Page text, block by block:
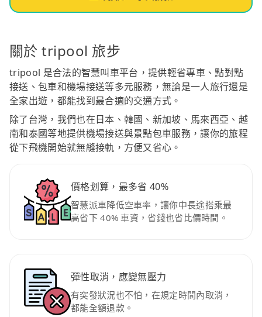
關於 tripool 旅步
tripool 是合法的智慧叫車平台，提供輕省專車、點對點
接送、包車和機場接送等多元服務，無論是一人旅行還是
全家出遊，都能找到最合適的交通方式。
除了台灣，我們也在日本、韓國、新加坡、馬來西亞、越
南和泰國等地提供機場接送與景點包車服務，讓你的旅程
從下飛機開始就無縫接軌，方便又省心。
價格划算，最多省 40%
智慧派車降低空車率，讓你中長途搭乘最
高省下 40% 車資，省錢也省比價時間。
彈性取消，應變無壓力
有突發狀況也不怕，在規定時間內取消，
都能全額退款。